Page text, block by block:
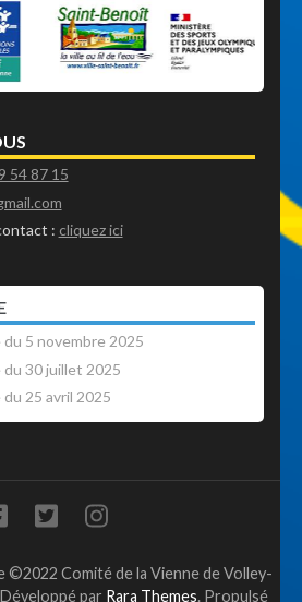
54 87 15
: cliquez ici
5 novembre 2025
30 juillet 2025
25 avril 2025
©2022 Comité de la Vienne de Volley-
par Rara Themes. Propulsé